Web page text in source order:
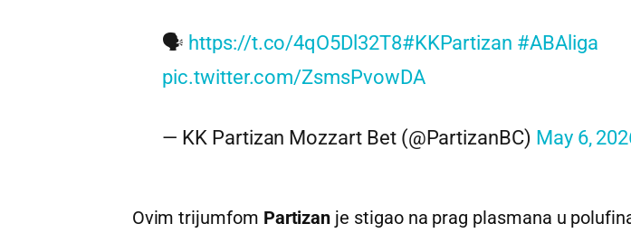
🗣️ https://t.co/4qO5Dl32T8#KKPartizan #ABAliga
pic.twitter.com/ZsmsPvowDA
— KK Partizan Mozzart Bet (@PartizanBC) May 6,
Ovim trijumfom Partizan je stigao na prag plasmana u